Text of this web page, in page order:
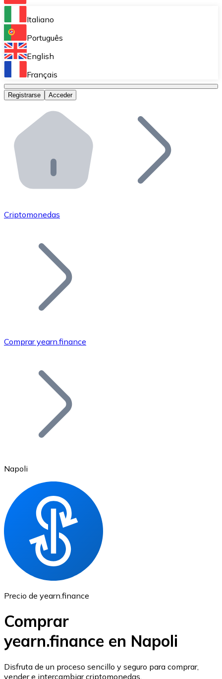
Bitnovo Ramp
Integra nuestra solución en tu plataforma.
Bitnovo Giftcards
Bitnovo OTC
Bitnovo ATM
Integra un ATM Bitnovo en tu negocio y permite que
Bitnovo API
Integra nuestra API en tu ecosistema.
Únete a nuestra red de distribuidores.
Añade tu proyecto a nuestro ecosistema.
Bitcoin
Ethereum
ETH
USD Coin
Italiano
Português
English
Français
Registrarse Acceder
Criptomonedas
Comprar yearn.finance
Napoli
Precio de yearn.finance
Comprar
yearn.finance en Napoli
Disfruta de un proceso sencillo y seguro para comprar,
vender e intercambiar criptomonedas.